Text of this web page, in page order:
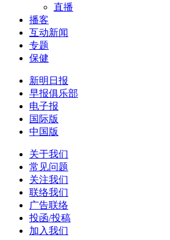
直播
播客
互动新闻
专题
保健
新明日报
早报俱乐部
电子报
国际版
中国版
关于我们
常见问题
关注我们
联络我们
广告联络
投函/投稿
加入我们